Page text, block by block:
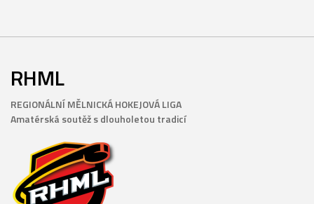
RHML
REGIONÁLNÍ MĚLNICKÁ HOKEJOVÁ LIGA
Amatérská soutěž s dlouholetou tradicí